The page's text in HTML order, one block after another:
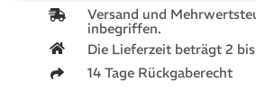
Versand und
inbegriffen.
Die Lieferzeit beträgt 2
14 Tage Rückgaberecht